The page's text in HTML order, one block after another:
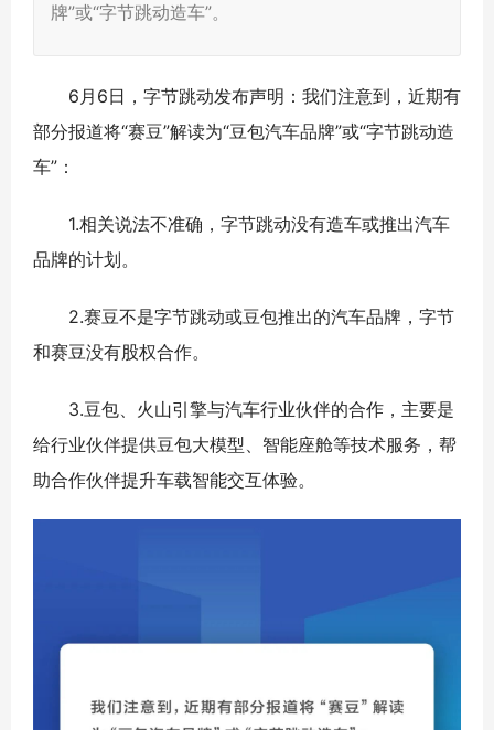
牌”或“字节跳动造车”。
6月6日，字节跳动发布声明：我们注意到，近期有
部分报道将“赛豆”解读为“豆包汽车品牌”或“字节跳动造
车”：
1.相关说法不准确，字节跳动没有造车或推出汽车
品牌的计划。
2.赛豆不是字节跳动或豆包推出的汽车品牌，字节
和赛豆没有股权合作。
3.豆包、火山引擎与汽车行业伙伴的合作，主要是
给行业伙伴提供豆包大模型、智能座舱等技术服务，帮
助合作伙伴提升车载智能交互体验。